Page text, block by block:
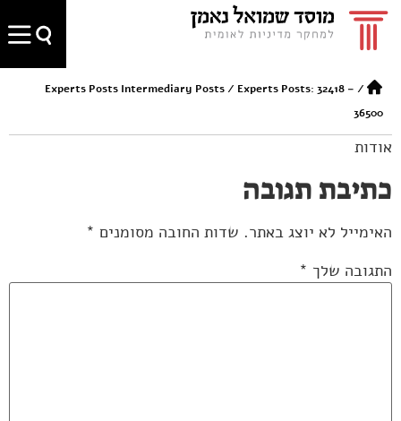
/
Experts Posts Intermediary Posts/ Experts Posts: 32418 –
36500
אודות
כתיבת תגובה
האימייל לא יוצג באתר. שדות החובה מסומנים *
התגובה שלך *